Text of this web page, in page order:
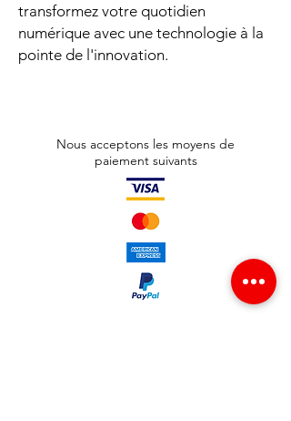
transformez votre quotidien
numérique avec une technologie à la
pointe de l'innovation.
Nous acceptons les moyens de
paiement suivants